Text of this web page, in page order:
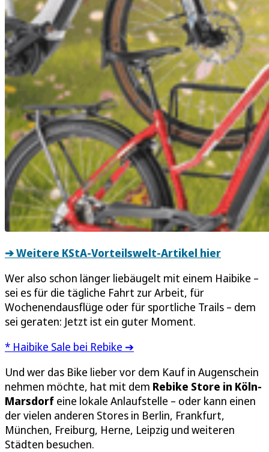
➔ Weitere KStA-Vorteilswelt-Artikel hier
Wer also schon länger liebäugelt mit einem Haibike –
sei es für die tägliche Fahrt zur Arbeit, für
Wochenendausflüge oder für sportliche Trails – dem
sei geraten: Jetzt ist ein guter Moment.
* Haibike Sale bei Rebike ➔
Und wer das Bike lieber vor dem Kauf in Augenschein
nehmen möchte, hat mit dem Rebike Store in Köln-
Marsdorf eine lokale Anlaufstelle – oder kann einen
der vielen anderen Stores in Berlin, Frankfurt,
München, Freiburg, Herne, Leipzig und weiteren
Städten besuchen.